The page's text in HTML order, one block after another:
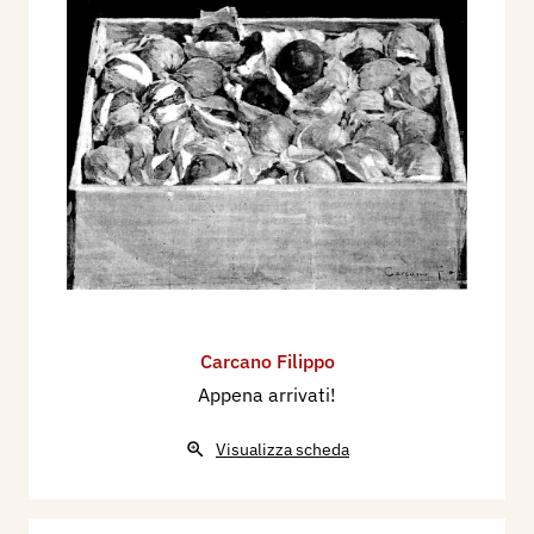
1909 - Luigi Serra, La Mostra di belle Arti a
Roma, Natura ed Arte, edita a Milano da Vallardi,
n. 16, 20 luglio, p. 262.
1909 - VIII Esposizione Internazionale d'Arte
della Città di Venezia, catalogo mostra, p. 129.
1909 - Guido Marangoni. VIII esposizione
Internazionale di Venezia. Pittori Italiani, Milano,
Natura ed Arte, anno XVIII, n. 23, 1° novembre,
p. 723.
Internazionale d'Arte della Città di Venezia,
catalogo mostra, p. 132/.138.
esposte nella Mostra di Brera dal 1869 al 1910,
Carcano Filippo
Appena arrivati!
Visualizza scheda